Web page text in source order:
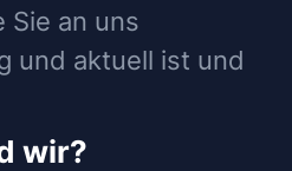
Sie an uns
und aktuell ist und
wir?